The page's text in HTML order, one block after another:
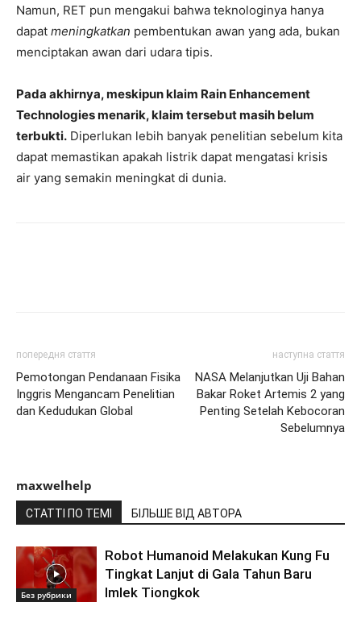
Namun, RET pun mengakui bahwa teknologinya hanya
dapat meningkatkan pembentukan awan yang ada, bukan
menciptakan awan dari udara tipis.
Pada akhirnya, meskipun klaim Rain Enhancement
Technologies menarik, klaim tersebut masih belum
terbukti. Diperlukan lebih banyak penelitian sebelum kita
dapat memastikan apakah listrik dapat mengatasi krisis
air yang semakin meningkat di dunia.
попередня стаття
Pemotongan Pendanaan Fisika
Inggris Mengancam Penelitian
dan Kedudukan Global
наступна стаття
NASA Melanjutkan Uji Bahan
Bakar Roket Artemis 2 yang
Penting Setelah Kebocoran
Sebelumnya
maxwelhelp
СТАТТІ ПО ТЕМІ БІЛЬШЕ ВІД АВТОРА
Без рубрики
Robot Humanoid Melakukan Kung Fu
Tingkat Lanjut di Gala Tahun Baru
Imlek Tiongkok